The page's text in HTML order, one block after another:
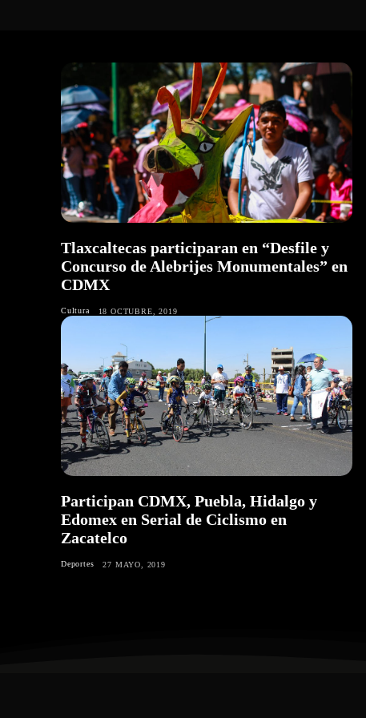
Tlaxcaltecas participaran en “Desfile y
Concurso de Alebrijes Monumentales” en
CDMX
Cultura 18 OCTUBRE, 2019
Participan CDMX, Puebla, Hidalgo y
Edomex en Serial de Ciclismo en
Zacatelco
Deportes 27 MAYO, 2019